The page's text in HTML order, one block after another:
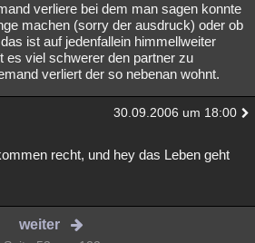
verliere bei dem man sagen konnte
machen (sorry der ausdruck) oder ob
ist auf jedenfallein himmellweiter
es viel schwerer den partner zu
verliert der so nebenan wohnt.
30.09.2006 um 18:00
recht, und hey das Leben geht
weiter